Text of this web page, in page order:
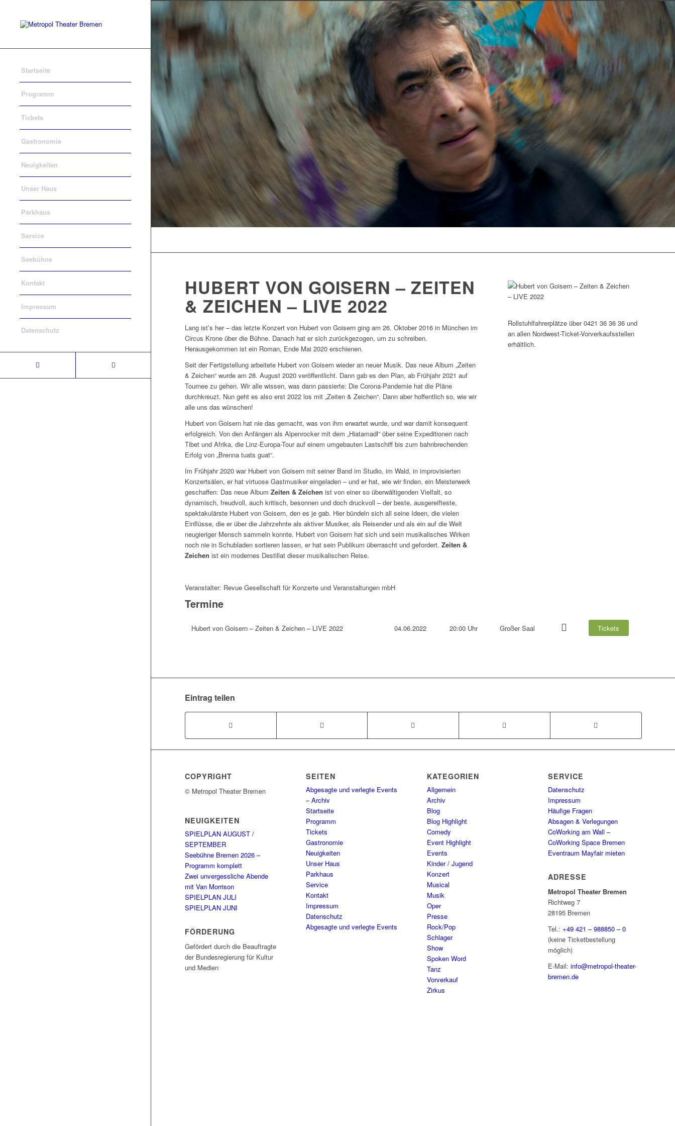
Startseite
Programm
Tickets
Gastronomie
Neuigkeiten
Unser Haus
Parkhaus
Service
Seebühne
Kontakt
Impressum
Datenschutz
HUBERT VON GOISERN – ZEITEN
& ZEICHEN – LIVE 2022
Lang ist’s her – das letzte Konzert von Hubert von Goisern ging am 26. Oktober 2016 in München im
Circus Krone über die Bühne. Danach hat er sich zurückgezogen, um zu schreiben.
Herausgekommen ist ein Roman, Ende Mai 2020 erschienen.
Seit der Fertigstellung arbeitete Hubert von Goisern wieder an neuer Musik. Das neue Album „Zeiten
& Zeichen“ wurde am 28. August 2020 veröffentlicht. Dann gab es den Plan, ab Frühjahr 2021 auf
Tournee zu gehen. Wir alle wissen, was dann passierte: Die Corona-Pandemie hat die Pläne
durchkreuzt. Nun geht es also erst 2022 los mit „Zeiten & Zeichen“. Dann aber hoffentlich so, wie wir
alle uns das wünschen!
Hubert von Goisern hat nie das gemacht, was von ihm erwartet wurde, und war damit konsequent
erfolgreich. Von den Anfängen als Alpenrocker mit dem „Hiatamadl“ über seine Expeditionen nach
Tibet und Afrika, die Linz-Europa-Tour auf einem umgebauten Lastschiff bis zum bahnbrechenden
Erfolg von „Brenna tuats guat“.
Im Frühjahr 2020 war Hubert von Goisern mit seiner Band im Studio, im Wald, in improvisierten
Konzertsälen, er hat virtuose Gastmusiker eingeladen – und er hat, wie wir finden, ein Meisterwerk
geschaffen: Das neue Album Zeiten & Zeichen ist von einer so überwältigenden Vielfalt, so
dynamisch, freudvoll, auch kritisch, besonnen und doch druckvoll – der beste, ausgereifteste,
spektakulärste Hubert von Goisern, den es je gab. Hier bündeln sich all seine Ideen, die vielen
Einflüsse, die er über die Jahrzehnte als aktiver Musiker, als Reisender und als ein auf die Welt
neugieriger Mensch sammeln konnte. Hubert von Goisern hat sich und sein musikalisches Wirken
noch nie in Schubladen sortieren lassen, er hat sein Publikum überrascht und gefordert. Zeiten &
Zeichen ist ein modernes Destillat dieser musikalischen Reise.
Veranstalter: Revue Gesellschaft für Konzerte und Veranstaltungen mbH
Rollstuhlfahrerplätze über 0421 36 36 36 und
an allen Nordwest-Ticket-Vorverkaufsstellen
erhältlich.
Termine
Hubert von Goisern – Zeiten & Zeichen – LIVE 2022 04.06.2022 20:00 Uhr Großer Saal Tickets
Eintrag teilen
COPYRIGHT
© Metropol Theater Bremen
NEUIGKEITEN
SPIELPLAN AUGUST /
SEPTEMBER
Seebühne Bremen 2026 –
Programm komplett
Zwei unvergessliche Abende
mit Van Morrison
SPIELPLAN JULI
SPIELPLAN JUNI
FÖRDERUNG
Gefördert durch die Beauftragte
der Bundesregierung für Kultur
und Medien
SEITEN
Abgesagte und verlegte Events
– Archiv
Startseite
Programm
Tickets
Gastronomie
Neuigkeiten
Unser Haus
Parkhaus
Service
Kontakt
Impressum
Datenschutz
Abgesagte und verlegte Events
KATEGORIEN
Allgemein
Archiv
Blog
Blog Highlight
Comedy
Event Highlight
Events
Kinder / Jugend
Konzert
Musical
Musik
Oper
Presse
Rock/Pop
Schlager
Show
Spoken Word
Tanz
Vorverkauf
Zirkus
SERVICE
Datenschutz
Impressum
Häufige Fragen
Absagen & Verlegungen
CoWorking am Wall –
CoWorking Space Bremen
Eventraum Mayfair mieten
ADRESSE
Metropol Theater Bremen
Richtweg 7
28195 Bremen
Tel.: +49 421 – 988850 – 0
(keine Ticketbestellung
möglich)
E-Mail: info@metropol-theater-
bremen.de